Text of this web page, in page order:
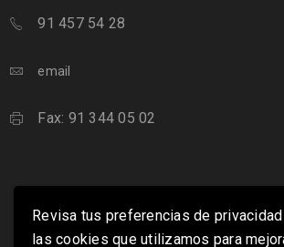
Revisa tus preferencias de
las cookies que utilizamos para
91 457 54 28
email
Fax: 91 344 05 02